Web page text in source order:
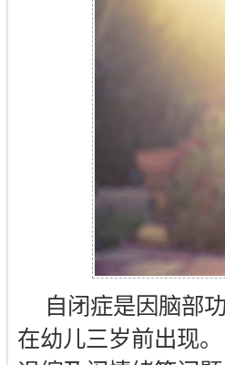
自闭症是因脑部
在幼儿三岁前出现